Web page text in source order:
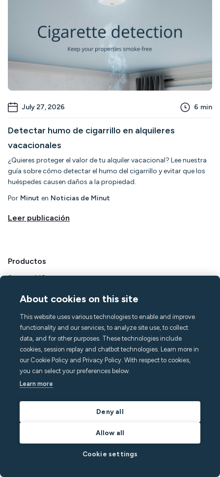
July 27, 2026 6 min
Detectar humo de cigarrillo en alquileres
vacacionales
¿Quieres proteger el valor de tu alquiler vacacional? Lee nuestra
guía sobre cómo detectar el humo del cigarrillo y evitar que los
huéspedes causen daños a la propiedad.
Por Minut en Noticias de Minut
Leer publicación
Productos
Sensor M3
Kit de montaje cableado
Puerta de enlace celular
Tareas
Mensajería
Aplicación para invitados
Características
Monitorización del ruido
Detección de tabaquismo
About cookies on this site
This website uses various technologies to enable and improve
functionality and our services, to analyze site use, to collect
data, and for other purposes. These technologies include
cookies, session replay and chatbot technologies. Learn more in
our Cookie Policy and Privacy Policy. With respect to cookies,
you can select your preferences below.
Learn more
Deny all
Allow all
Cookie settings